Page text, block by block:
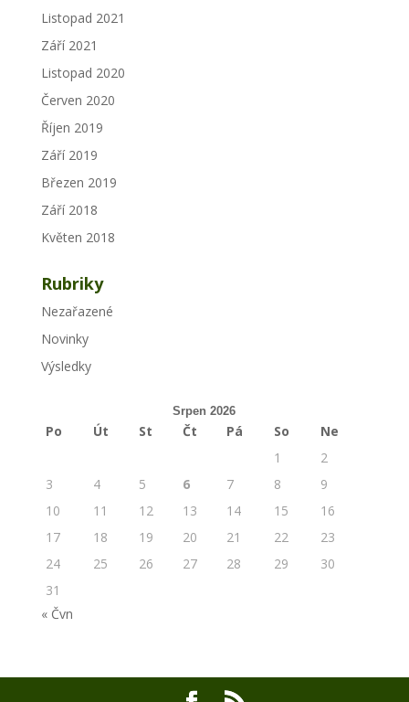
Listopad 2021
Září 2021
Listopad 2020
Červen 2020
Říjen 2019
Září 2019
Březen 2019
Září 2018
Květen 2018
Rubriky
Nezařazené
Novinky
Výsledky
Srpen 2026
Po Út St Čt Pá So
Ne
1
2
3
4 5 6 7 8
9
10
11 12 13 14 15
16
17
18 19 20 21 22
23
24
25 26 27 28 29
30
31
« Čvn